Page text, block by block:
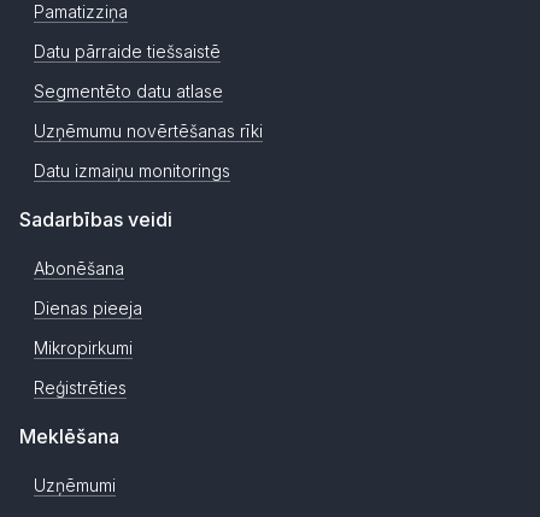
Pamatizziņa
Datu pārraide tiešsaistē
Segmentēto datu atlase
Uzņēmumu novērtēšanas rīki
Datu izmaiņu monitorings
Sadarbības veidi
Abonēšana
Dienas pieeja
Mikropirkumi
Reģistrēties
Meklēšana
Uzņēmumi